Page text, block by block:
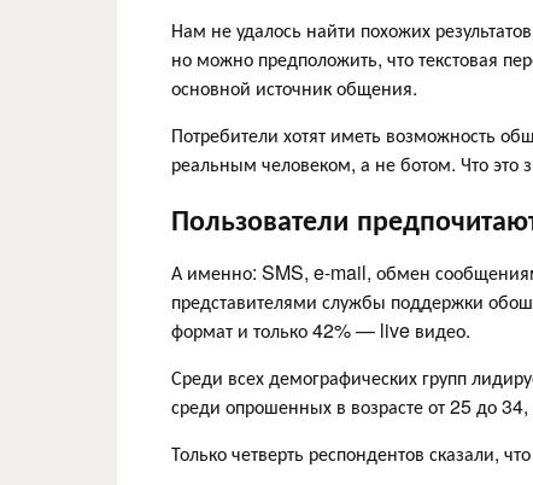
Нам не удалось найти похожих
но можно предположить, что текстовая
основной источник общения.
Потребители хотят иметь возможность
реальным человеком, а не ботом. Что это
Пользователи
А именно: SMS, e-mail, обмен
представителями службы поддержки
формат и только 42% — live видео.
Среди всех демографических групп
среди опрошенных в возрасте от 25 до
Только четверть респондентов сказали,